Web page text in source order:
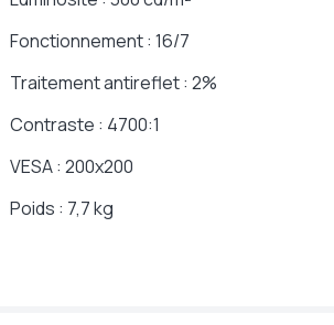
Fonctionnement : 16/7
Traitement antireflet : 2%
Contraste : 4700:1
VESA : 200x200
Poids : 7,7 kg